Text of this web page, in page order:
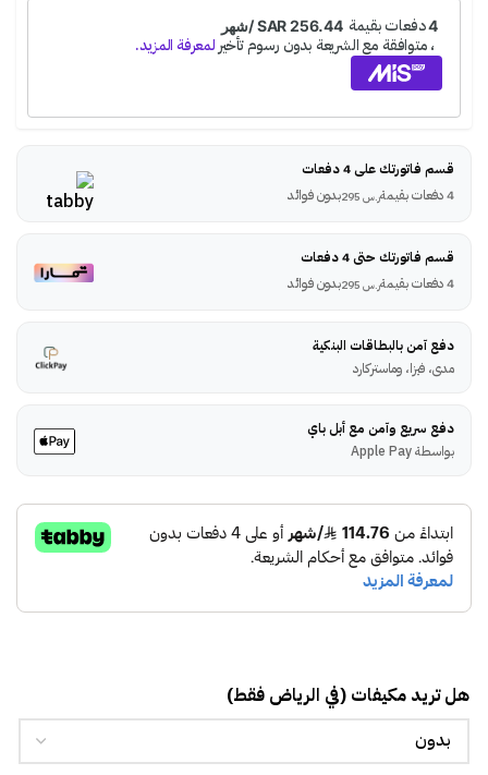
قسم فاتورتك على 4 دفعات
4 دفعات بقيمة
ر.س بدون فوائد
قسم فاتورتك حتى 4 دفعات
4 دفعات بقيمة
ر.س بدون فوائد
دفع آمن بالبطاقات البنكية
مدى، فيزا، وماستركارد
دفع سريع وآمن مع أبل باي
بواسطة Apple Pay
هل تريد مكيفات (في الرياض فقط)